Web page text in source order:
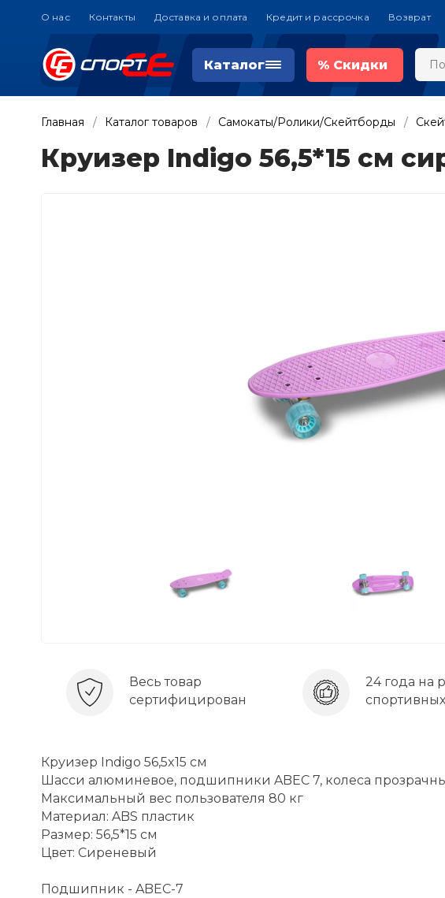
О нас Контакты Доставка и оплата Кредит и рассрочка Возврат
Каталог % Скидки
Главная Каталог товаров Самокаты/Ролики/Скейтборды
Круизер Indigo 56,5*15 см
Весь товар
сертифицирован
24 года на
Круизер Indigo 56,5x15 см
Шасси алюминевое, подшипники ABEC 7, колеса
Максимальный вес пользователя 80 кг
Материал: ABS пластик
Размер: 56,5*15 см
Цвет: Сиреневый
Подшипник - ABEC-7